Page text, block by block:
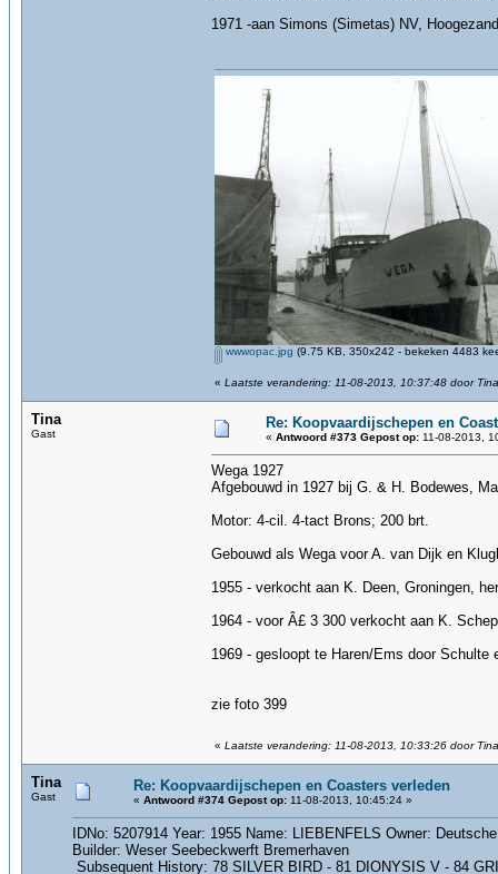
1971 -aan Simons (Simetas) NV,
wwwopac.jpg (9.75 KB, 350x242 - bekeken 4483
« Laatste verandering: 11-08-2013, 10:37:48 door Tina
Tina
Gast
Re: Koopvaardijschepen en
« Antwoord #373 Gepost op: 11-08-2013,
Wega 1927
Afgebouwd in 1927 bij G. & H. Bodewes,
Motor: 4-cil. 4-tact Brons; 200 brt.
Gebouwd als Wega voor A. van Dijk en
1955 - verkocht aan K. Deen, Groningen,
1964 - voor Â£ 3 300 verkocht aan K.
1969 - gesloopt te Haren/Ems door Schulte
zie foto 399
« Laatste verandering: 11-08-2013, 10:33:26 door Tina
Tina
Gast
Re: Koopvaardijschepen en Coasters verleden
« Antwoord #374 Gepost op: 11-08-2013, 10:45:24 »
IDNo: 5207914 Year: 1955 Name: LIEBENFELS Owner:
Builder: Weser Seebeckwerft Bremerhaven
Subsequent History: 78 SILVER BIRD - 81 DIONYSIS V - 84